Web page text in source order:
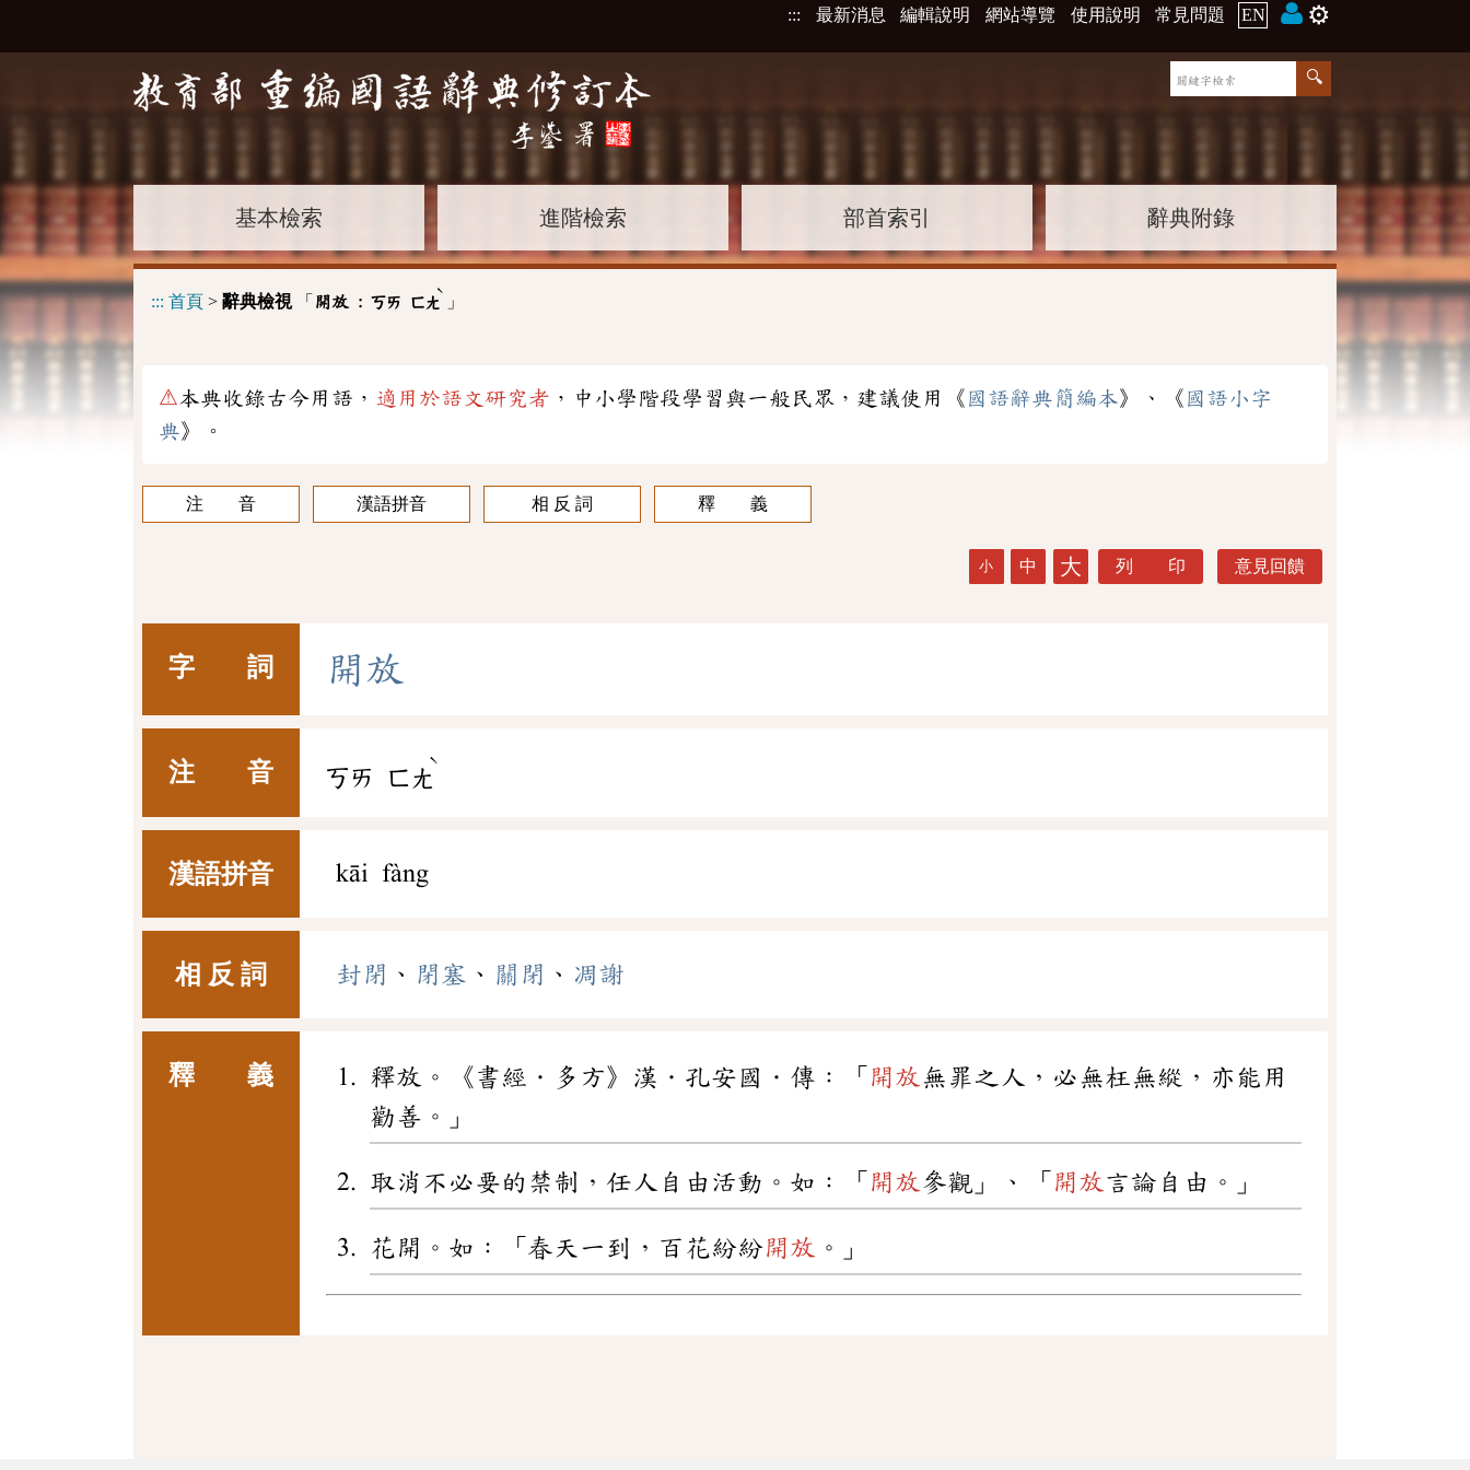
::: 最新消息 編輯說明 網站導覽 使用說明 常見問題 EN ⚙️
基本檢索 進階檢索 部首索引 辭典附錄
::: 首頁 > 辭典檢視「 開放 : ㄎㄞ ㄈㄤ
ˋ
」
⚠本典收錄古今用語， 適用於語文研究者 ，中小學階段學習與一般民眾，建議使用《 國語辭典簡編本》、《 國語小字
典》。
注 音 漢語拼音 相 反 詞 釋 義
小 中 大 列 印 意見回饋
字 詞 開放
注 音 ㄎㄞ ㄈㄤ
ˋ
漢語拼音 kāi fàng
相 反 詞 封閉 、 閉塞 、 關閉 、 凋謝
釋 義 釋放。《書經．多方》漢．孔安國．傳：「 開放 無罪之人，必無枉無縱，亦能用
勸善。」
取消不必要的禁制，任人自由活動。如：「 開放 參觀」、「 開放 言論自由。」
花開。如：「春天一到，百花紛紛開放 。」